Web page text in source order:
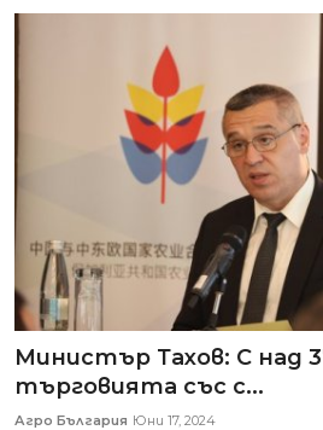
Министър Тахов: С над
търговията със с...
Агро България Юни 17, 2024